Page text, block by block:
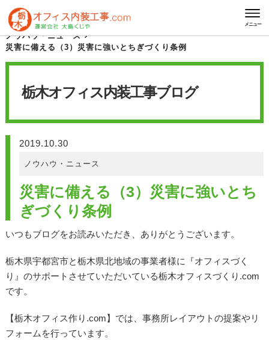
メニュー
HOME
栃木オフィス内装工事 ブログ
ノウハウ・ニュース
災害に備える（3）災害に強いとちぎづくり条例
栃木オフィス内装工事ブログ
2019.10.30
ノウハウ・ニュース
災害に備える（3）災害に強いとち
ぎづくり条例
いつもブログをお読みいただき、ありがとうございます。
栃木県宇都宮市と栃木県北地域の事業者様に『オフィスづく
り』のサポートさせていただいている栃木オフィスづくり.com
です。
【栃木オフィス作り.com】では、事務所レイアウトの提案やリ
フォームを行っています。